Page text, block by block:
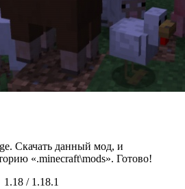
Скачать данный мод, и
«.minecraft\mods». Готово!
1.18 / 1.18.1